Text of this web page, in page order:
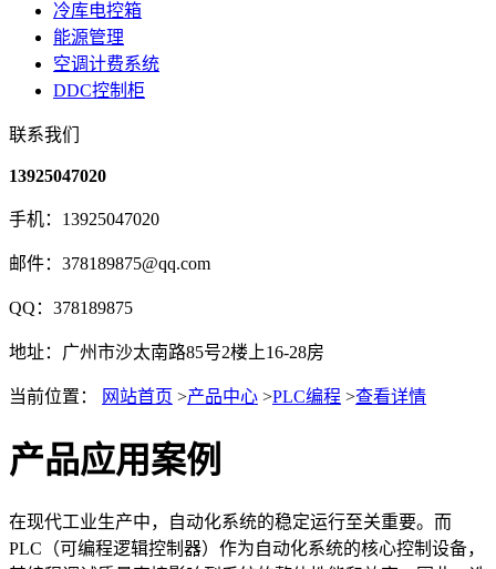
冷库电控箱
能源管理
空调计费系统
DDC控制柜
联系我们
13925047020
手机：13925047020
邮件：378189875@qq.com
QQ：378189875
地址：广州市沙太南路85号2楼上16-28房
当前位置： 网站首页 >产品中心 >PLC编程 >查看详情
产品应用案例
在现代工业生产中，自动化系统的稳定运行至关重要。而
PLC（可编程逻辑控制器）作为自动化系统的核心控制设备，